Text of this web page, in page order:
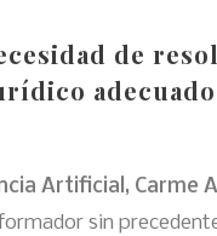
de
Artificial, Carme
sin